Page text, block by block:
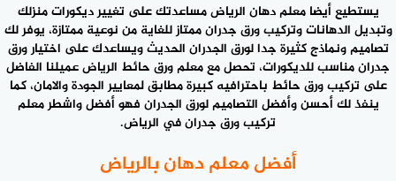
يستطيع أيضا معلمدهان الرياضمساعدتك على تغيير ديكورات منزلك
وتبديل الدهانات وتركيب ورق جدران ممتاز للغاية من نوعية ممتازة، يوفر لك
تصاميم ونماذج كثيرة جدا لورق الجدران الحديث ويساعدك على اختيار ورق
جدران مناسب للديكورات، تحصل مع معلم ورق حائط الرياض عميلنا الفاضل
على تركيب ورق حائط باحترافيه كبيرة مطابق لمعايير الجودة والامان، كما
ينفذ لك أحسن وأفضل التصاميم لورق الجدران فهو أفضل واشطر معلم
تركيب ورق جدران في الرياض.
أفضل معلم دهان بالرياض